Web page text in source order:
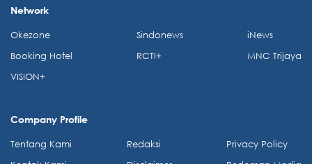
Network
Okezone
Booking Hotel
VISION+
Sindonews
RCTI+
iNews
MNC Trijaya
Company Profile
Tentang Kami
Redaksi
Privacy Policy